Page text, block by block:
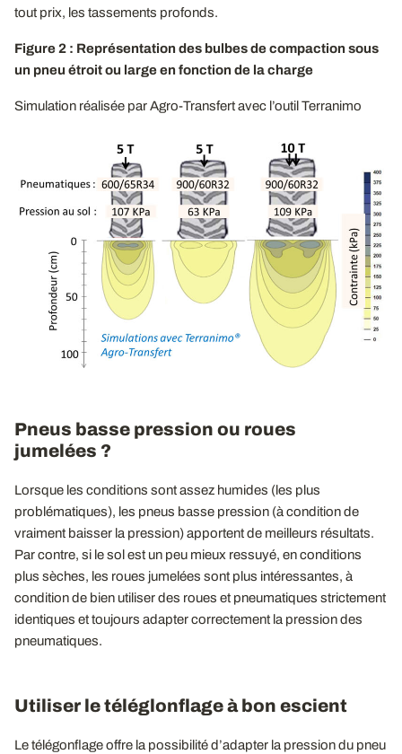
tout prix, les tassements profonds.
Figure 2 : Représentation des bulbes de compaction sous
un pneu étroit ou large en fonction de la charge
Simulation réalisée par Agro-Transfert avec l’outil Terranimo
Pneus basse pression ou roues
jumelées ?
Lorsque les conditions sont assez humides (les plus
problématiques), les pneus basse pression (à condition de
vraiment baisser la pression) apportent de meilleurs résultats.
Par contre, si le sol est un peu mieux ressuyé, en conditions
plus sèches, les roues jumelées sont plus intéressantes, à
condition de bien utiliser des roues et pneumatiques strictement
identiques et toujours adapter correctement la pression des
pneumatiques.
Utiliser le téléglonflage à bon escient
Le télégonflage offre la possibilité d’adapter la pression du pneu